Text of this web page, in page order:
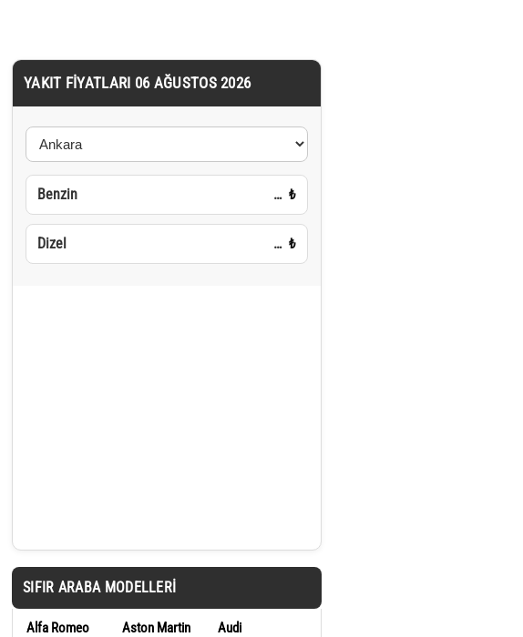
YAKIT FIYATLARI 06 AĞUSTOS 2026
Benzin … ₺
Dizel … ₺
SIFIR ARABA MODELLERI
Alfa Romeo Aston Martin Audi